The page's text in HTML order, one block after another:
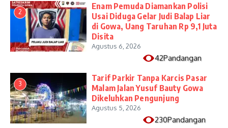
2
Enam Pemuda Diamankan Polisi
Usai Diduga Gelar Judi Balap Liar
di Gowa, Uang Taruhan Rp 9,1 Juta
Disita
Agustus 6, 2026
42Pandangan
3
Tarif Parkir Tanpa Karcis Pasar
Malam Jalan Yusuf Bauty Gowa
Dikeluhkan Pengunjung
Agustus 5, 2026
230Pandangan